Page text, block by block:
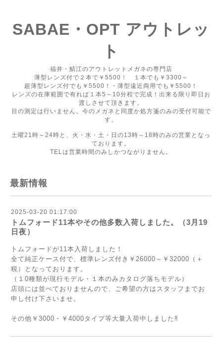
SABAE・OPT アウトレッ
ト
福井・鯖江のアウトレットメガネの専門店
薄型レンズ付で２本で￥5500！ １本でも￥3300～
超薄型レンズ付でも￥5500！・薄型遠近両用でも￥5500！
レンズの在庫範囲で有れば１本5～10分程で完成！出来る限り即日お
渡しさせて頂きます。
目の測定は行いません。今のメガネと同度か処方箋のみの受付可能で
す。
土曜21時～24時と、火・水・土・日の13時～18時のみの営業となっ
ております。
TELは営業時間のみしかつながりません。
最新情報
2025-03-20 01:17:00
トムフォード11本やその他多数入荷しました。（3月19
日夜）
トムフォードが11本入荷しました！
全て純正ケース付で、標準レンズ付き￥26000～￥32000（＋
税）となっております。
（１0種類が現行モデル・１本のみカタログ落ちモデル）
店頭には並べておりませんので、ご希望の方はスタッフまでお
申し付け下さいませ。
その他￥3000・￥4000タイプ等大量入荷中しました‼